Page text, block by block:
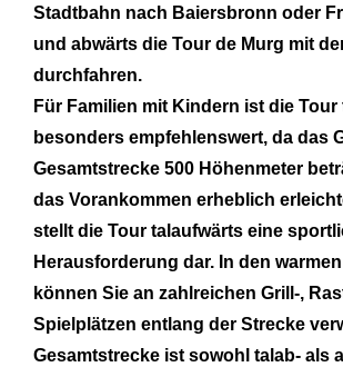
Stadtbahn nach Baiersbronn oder
und abwärts die Tour de Murg mit
durchfahren.
Für Familien mit Kindern ist die Tour
besonders empfehlenswert, da das
Gesamtstrecke 500 Höhenmeter
das Vorankommen erheblich
stellt die Tour talaufwärts eine
Herausforderung dar. In den
können Sie an zahlreichen Grill-,
Spielplätzen entlang der Strecke
Gesamtstrecke ist sowohl talab- als